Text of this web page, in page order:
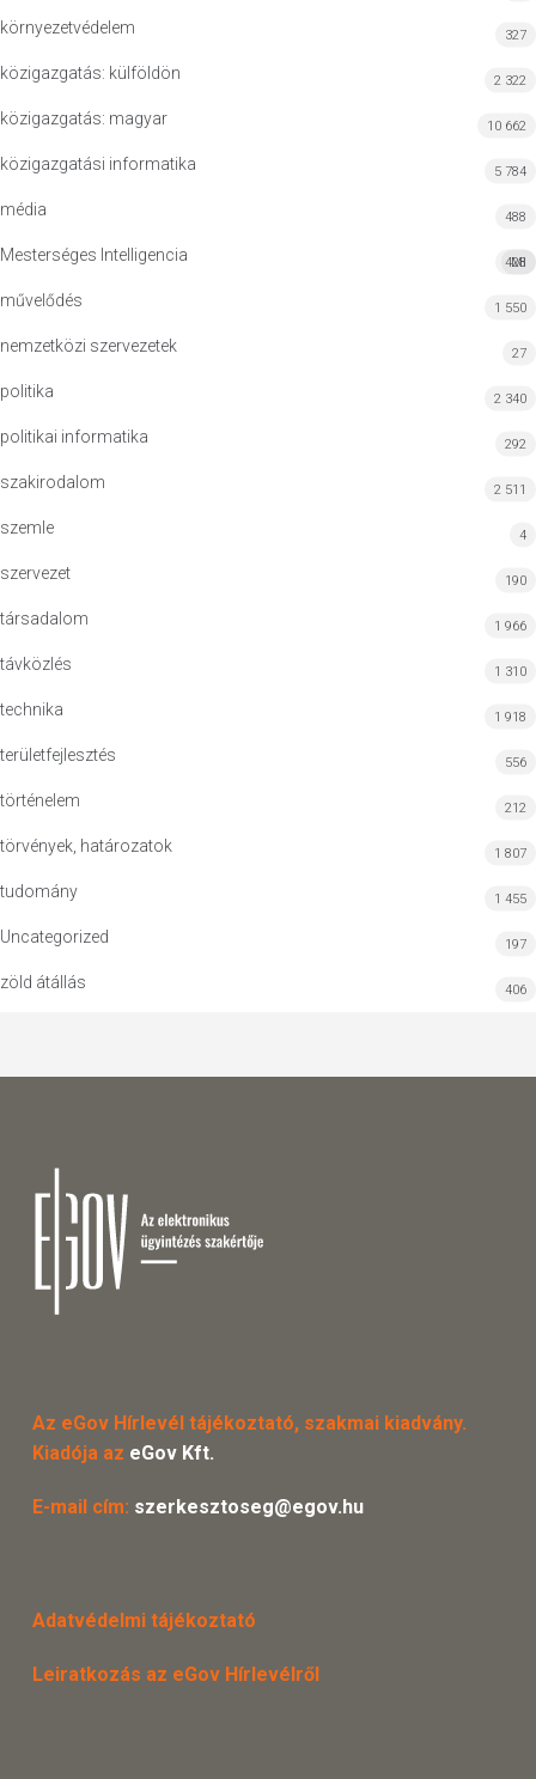
környezetvédelem 327
közigazgatás: külföldön 2 322
közigazgatás: magyar 10 662
közigazgatási informatika 5 784
média 488
Mesterséges Intelligencia MI
428
művelődés 1 550
nemzetközi szervezetek 27
politika 2 340
politikai informatika 292
szakirodalom 2 511
szemle 4
szervezet 190
társadalom 1 966
távközlés 1 310
technika 1 918
területfejlesztés 556
történelem 212
törvények, határozatok 1 807
tudomány 1 455
Uncategorized 197
zöld átállás 406
Az eGov Hírlevél tájékoztató, szakmai kiadvány.
Kiadója az eGov Kft.
E-mail cím: szerkesztoseg@egov.hu
Adatvédelmi tájékoztató
Leiratkozás az eGov Hírlevélről